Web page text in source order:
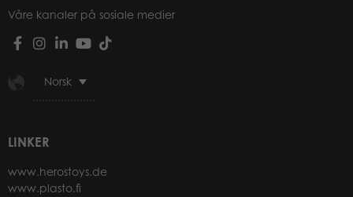
Våre kanaler på sosiale medier
Norsk
LINKER
www.herostoys.de
www.plasto.fi